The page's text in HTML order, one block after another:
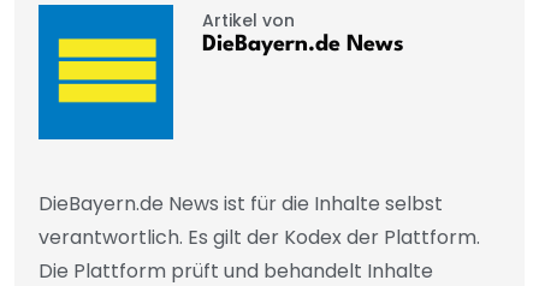
Artikel von
DieBayern.de News
DieBayern.de News ist für die Inhalte selbst
verantwortlich. Es gilt der Kodex der Plattform.
Die Plattform prüft und behandelt Inhalte